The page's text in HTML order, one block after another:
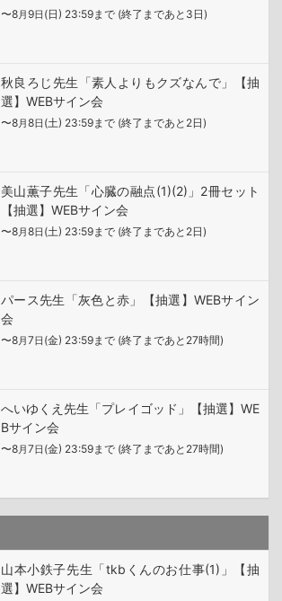
〜8月9日 (日) 23:59まで (終了まであと3日)
秋良ろじ先生「素人よりもクズなんで」【抽
選】WEBサイン会
〜8月8日 (土) 23:59まで (終了まであと2日)
美山薫子先生「心臓の融点(1)(2)」2冊セット
【抽選】WEBサイン会
〜8月8日 (土) 23:59まで (終了まであと2日)
パース先生「灰色と赤」【抽選】WEBサイン
会
〜8月7日 (金) 23:59まで (終了まであと27時間)
へいゆくえ先生「プレイゴッド」【抽選】WE
Bサイン会
〜8月7日 (金) 23:59まで (終了まであと27時間)
山本小鉄子先生「tkbくんのお仕事(1)」【抽
選】WEBサイン会